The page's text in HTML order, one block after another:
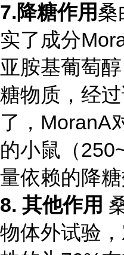
7.降糖作用桑
实了成分
亚胺基葡萄
糖物质，经
了，MoranA
的小鼠（
量依赖的降
8. 其他作用
物体外试验